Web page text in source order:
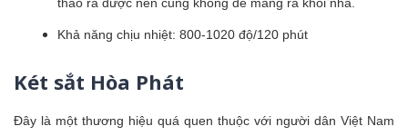
Khả năng chịu nhiệt: 800-1020 độ/120 phút
Két sắt Hòa Phát
Đây là một thương hiệu quá quen thuộc với người dân Việt Nam